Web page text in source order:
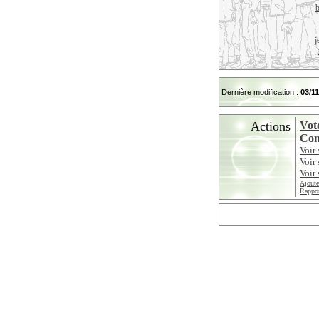
Dernière modification : 03/
Actions
Voir
Voir
Voir